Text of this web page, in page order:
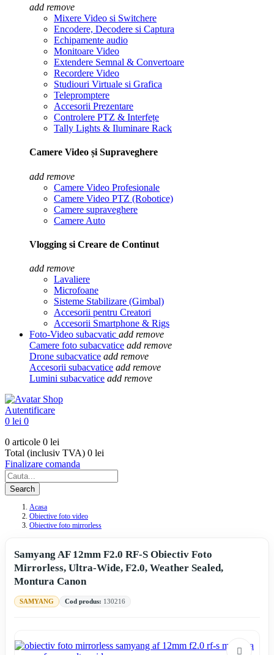
add remove
Mixere Video si Switchere
Encodere, Decodere si Captura
Echipamente audio
Monitoare Video
Extendere Semnal & Convertoare
Recordere Video
Studiouri Virtuale si Grafica
Telepromptere
Accesorii Prezentare
Controlere PTZ & Interfețe
Tally Lights & Iluminare Rack
Camere Video și Supraveghere
add remove
Camere Video Profesionale
Camere Video PTZ (Robotice)
Camere supraveghere
Camere Auto
Vlogging si Creare de Continut
add remove
Lavaliere
Microfoane
Sisteme Stabilizare (Gimbal)
Accesorii pentru Creatori
Accesorii Smartphone & Rigs
Foto-Video subacvatic add remove
Camere foto subacvatice add remove
Drone subacvatice add remove
Accesorii subacvatice add remove
Lumini subacvatice add remove
Autentificare
0 lei 0
0 articole 0 lei
Total (inclusiv TVA) 0 lei
Finalizare comanda
Search
Acasa
Obiective foto video
Obiective foto mirrorless
Samyang AF 12mm F2.0 RF-S Obiectiv Foto
Mirrorless, Ultra-Wide, F2.0, Weather Sealed,
Montura Canon
SAMYANG Cod produs: 130216